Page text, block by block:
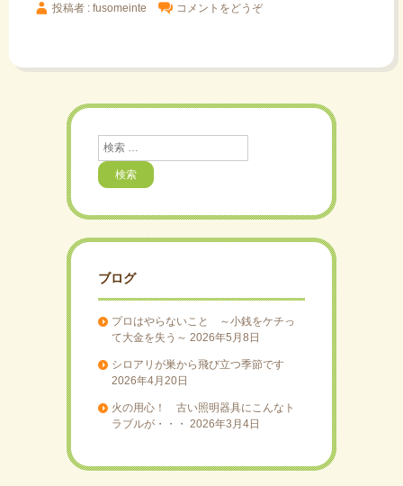
投稿者 : fusomeinte
コメントをどうぞ
検
索
ブログ
プロはやらないこと ～小銭をケチっ
て大金を失う～ 2026年5月8日
シロアリが巣から飛び立つ季節です
2026年4月20日
火の用心！ 古い照明器具にこんなト
ラブルが・・・
2026年3月4日